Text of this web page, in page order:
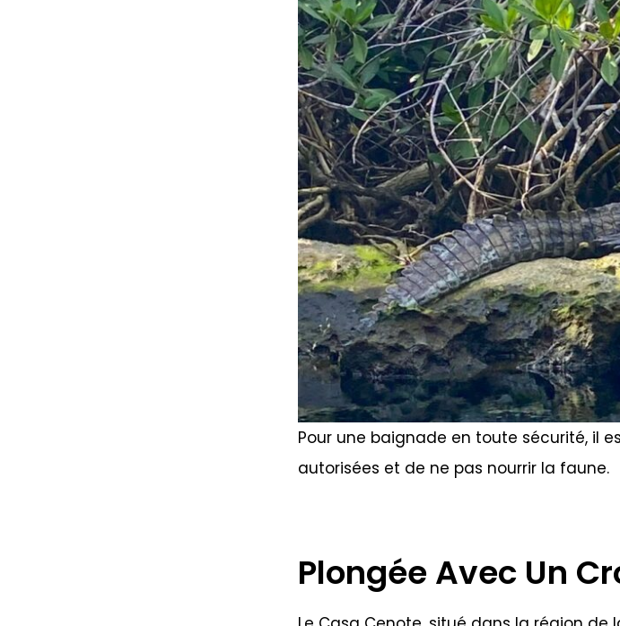
Pour une baignade en toute sécurité, il
autorisées et de ne pas nourrir la faune.
Plongée Avec Un